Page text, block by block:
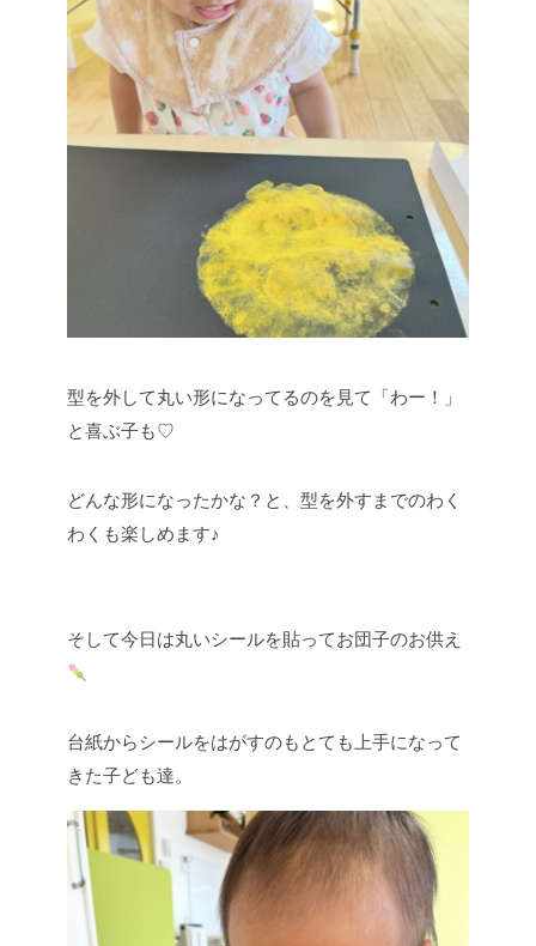
型を外して丸い形になってるのを見て「わー！」
と喜ぶ子も♡
どんな形になったかな？と、型を外すまでのわく
わくも楽しめます♪
そして今日は丸いシールを貼ってお団子のお供え
台紙からシールをはがすのもとても上手になって
きた子ども達。